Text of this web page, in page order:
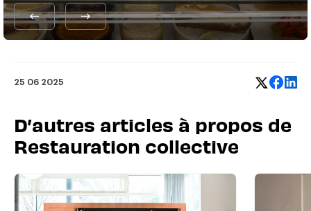
25 06 2025
D’autres articles à propos de
Restauration collective